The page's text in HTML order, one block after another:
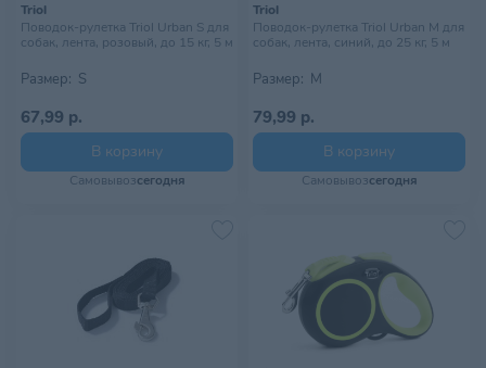
Triol
Поводок-рулетка Triol Urban S для
собак, лента, розовый, до 15 кг, 5 м
Размер: S
67,99 р.
В корзину
Самовывозсегодня
Triol
Поводок-рулетка Triol Urban M для
собак, лента, синий, до 25 кг, 5 м
Размер: M
79,99 р.
В корзину
Самовывозсегодня